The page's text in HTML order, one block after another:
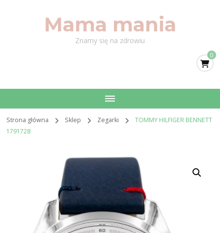
Mama mania
Znamy się na zdrowiu
0
Strona główna Sklep Zegarki
TOMMY HILFIGER BENNETT
1791728